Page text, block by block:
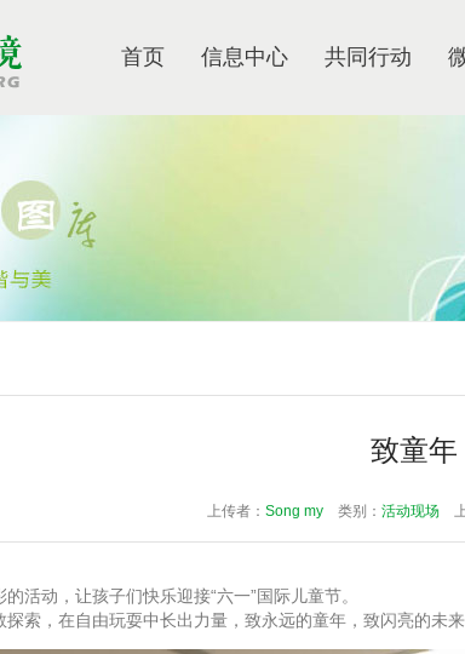
首页 信息中心 共同行动
致童年
上传者： Song my类别： 活动现场上
动，让孩子们快乐迎接“六一”国际儿童节。
，在自由玩耍中长出力量，致永远的童年，致闪亮的未来